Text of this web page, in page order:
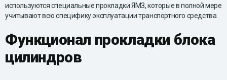
используются специальные прокладки ЯМЗ, которые в полной мере
учитывают всю специфику эксплуатации транспортного средства.
Функционал прокладки блока
цилиндров